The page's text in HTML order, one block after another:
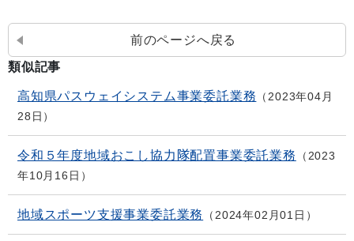
前のページへ戻る
類似記事
高知県パスウェイシステム事業委託業務
2023年04月
28日
令和５年度地域おこし協力隊配置事業委託業務
2023
年10月16日
地域スポーツ支援事業委託業務 2024年02月01日